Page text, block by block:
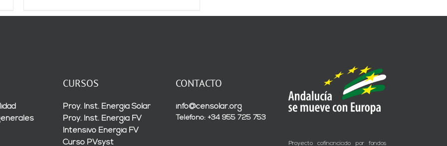
CURSOS
Proy. Inst. Energía Solar
Proy. Inst. Energía FV
Intensivo Energía FV
Curso PVsyst
CONTACTO
info@censolar.org
Teléfono: +34 955 725 753
Proyecto cofinanciado por fondos